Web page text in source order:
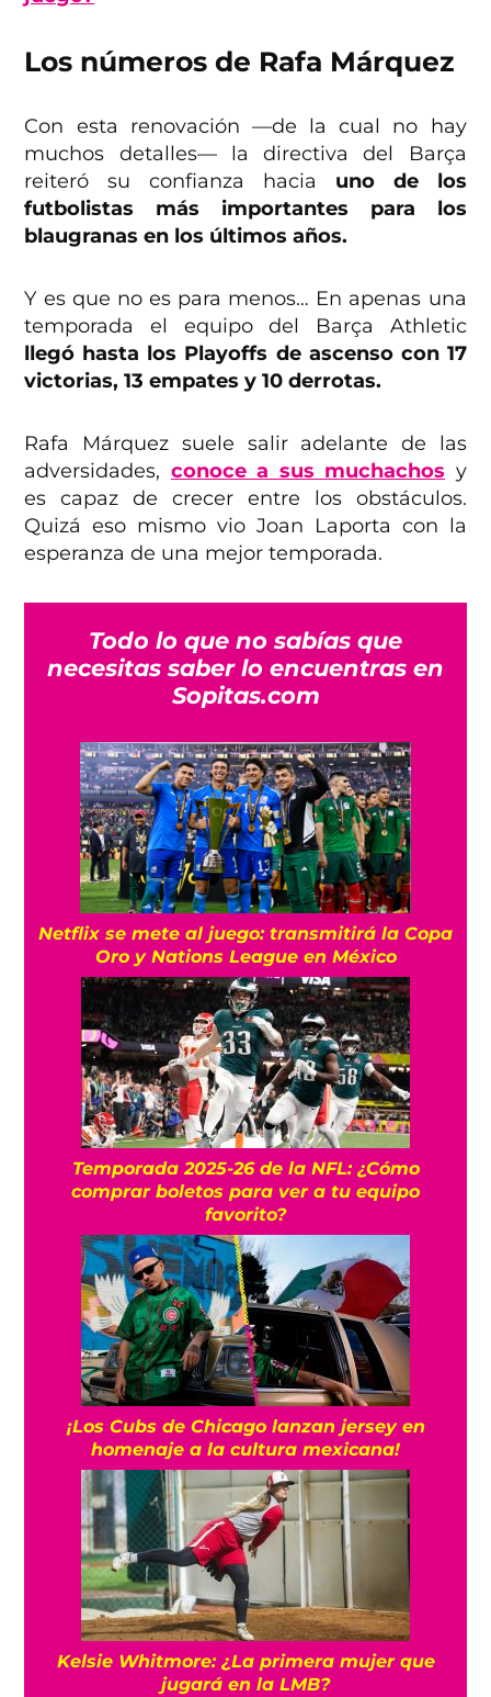
Los números de Rafa Márquez
Con esta renovación —de la cual no hay
muchos detalles— la directiva del Barça
reiteró su confianza hacia uno de los
futbolistas más importantes para los
blaugranas en los últimos años.
Y es que no es para menos… En apenas una
temporada el equipo del Barça Athletic
llegó hasta los Playoffs de ascenso con 17
victorias, 13 empates y 10 derrotas.
Rafa Márquez suele salir adelante de las
adversidades, conoce a sus muchachos y
es capaz de crecer entre los obstáculos.
Quizá eso mismo vio Joan Laporta con la
esperanza de una mejor temporada.
Todo lo que no sabías que
necesitas saber lo encuentras en
Sopitas.com
Netflix se mete al juego: transmitirá la Copa
Oro y Nations League en México
Temporada 2025-26 de la NFL: ¿Cómo
comprar boletos para ver a tu equipo
favorito?
¡Los Cubs de Chicago lanzan jersey en
homenaje a la cultura mexicana!
Kelsie Whitmore: ¿La primera mujer que
jugará en la LMB?